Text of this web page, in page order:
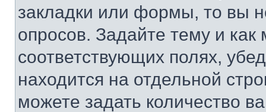
закладки или формы, то вы
опросов. Задайте тему и
соответствующих полях,
находится на отдельной
можете задать количество